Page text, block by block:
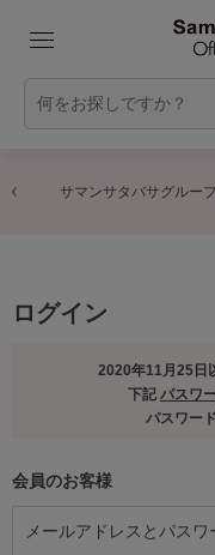
サマンサタバサグルー
ログイン
2020年11月25日
下記パスワ
パスワー
会員のお客様
メールアドレスとパス